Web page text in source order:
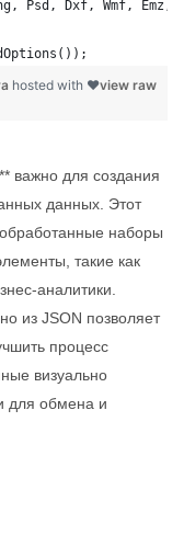
Psd, Dxf, Wmf, Emz,
view raw
hosted with ❤
важно для создания
данных. Этот
наборы
такие как
аналитики.
из JSON позволяет
процесс
визуально
для обмена и